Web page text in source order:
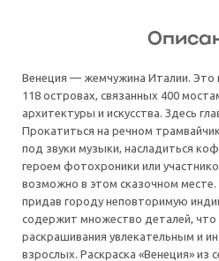
Венеция — жемчужина Италии. Это
118 островах, связанных 400
архитектуры и искусства. Здесь
Прокатиться на речном
под звуки музыки, насладиться
героем фотохроники или
возможно в этом сказочном месте.
придав городу неповторимую
содержит множество деталей, что
раскрашивания увлекательным и
взрослых. Раскраска «Венеция»